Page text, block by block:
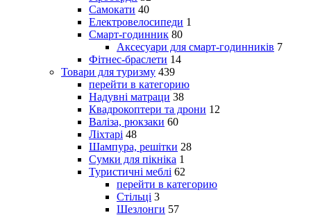
Самокати 40
Електровелосипеди 1
Смарт-годинник 80
Аксесуари для смарт-годинників 7
Фітнес-браслети 14
Товари для туризму 439
перейти в категорию
Надувні матраци 38
Квадрокоптери та дрони 12
Валіза, рюкзаки 60
Ліхтарі 48
Шампура, решітки 28
Сумки для пікніка 1
Туристичні меблі 62
перейти в категорию
Стільці 3
Шезлонги 57